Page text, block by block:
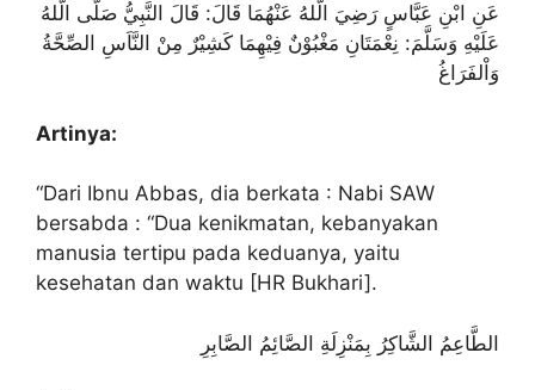
عَنِ ابْنِ عَبَّاسٍ رَضِيَ الَّلهُ عَنْهُمَا قَالَ: قَالَ النَّبِيُّ صَلَّى الَّلهُ
عَلَيْهِ وَسَلَّمَ: نِعْمَتَانِ مَغْبُوْنٌ فِيْهِمَا كَشِيْرٌ مِنْ النَّاَسِ الصِّحَّةُ
وَاْلفَرَاغُ
Artinya:
“Dari Ibnu Abbas, dia berkata : Nabi SAW
bersabda : “Dua kenikmatan, kebanyakan
manusia tertipu pada keduanya, yaitu
kesehatan dan waktu [HR Bukhari].
الطَّاعِمُ الشَّاكِرُ بِمَنْزِلَةِ الصَّائِمُ الصَّابِرِ